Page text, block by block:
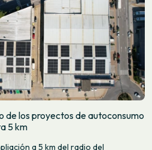
de los proyectos de autoconsumo
5 km
a 5 km del radio del